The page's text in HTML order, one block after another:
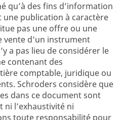
qu’à des fins d’information
publication à caractère
pas une offre ou une
vente d’un instrument
a pas lieu de considérer le
contenant des
comptable, juridique ou
Schroders considère que
dans ce document sont
ni l’exhaustivité ni
toute responsabilité pour